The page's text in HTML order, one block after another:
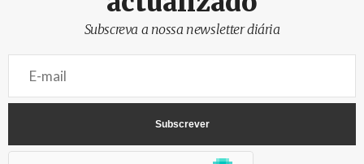
Subscreva a nossa newsletter diária